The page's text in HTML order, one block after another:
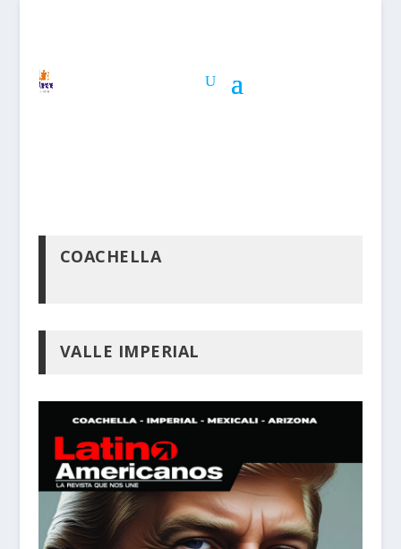
COACHELLA
VALLE IMPERIAL